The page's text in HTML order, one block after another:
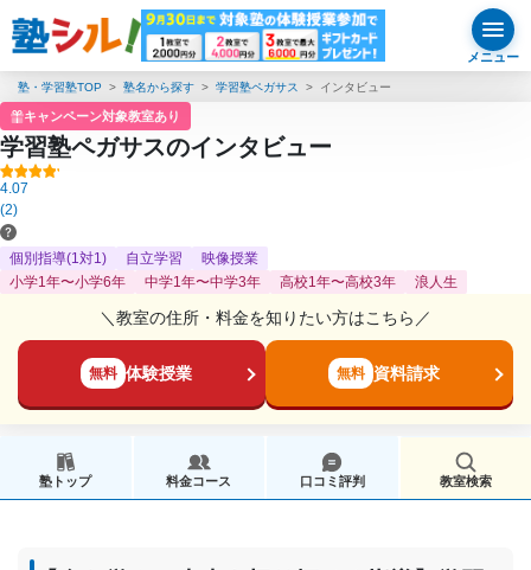
メニュー
塾・学習塾TOP 塾名から探す 学習塾ペガサス インタビュー
キャンペーン対象教室あり
学習塾ペガサスのインタビュー
4.07
(2)
個別指導(1対1) 自立学習
映像授業
小学1年〜小学6年
中学1年〜中学3年 高校1年〜高校3年 浪人生
＼教室の住所・料金を知りたい方はこちら／
無料 体験授業 無料 資料請求
塾トップ 料金コース 口コミ評判 教室検索